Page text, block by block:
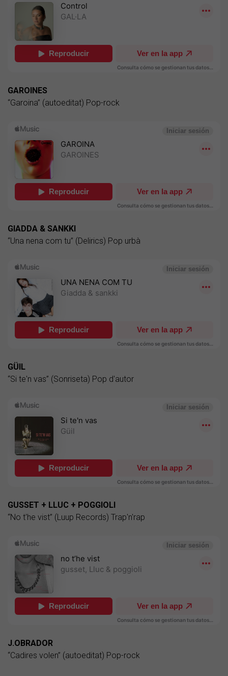
GAROINES
“Garoina” (autoeditat) Pop-rock
GIADDA & SANKKI
“Una nena com tu” (Delirics) Pop urbà
GÜIL
“Si te'n vas” (Sonriseta) Pop d'autor
GUSSET + LLUC + POGGIOLI
“No t'he vist” (Luup Records) Trap'n'rap
J.OBRADOR
“Cadires volen” (autoeditat) Pop-rock